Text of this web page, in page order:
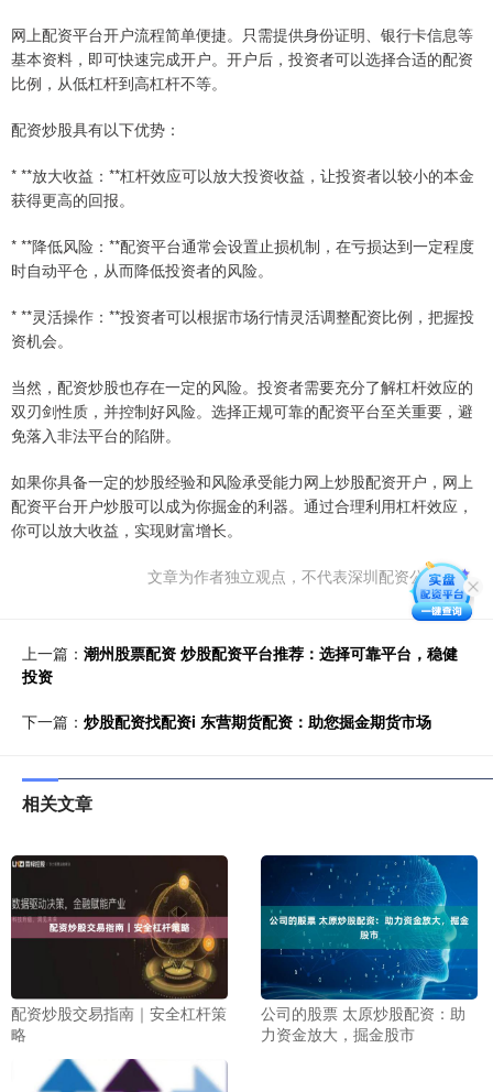
网上配资平台开户流程简单便捷。只需提供身份证明、银行卡信息等
基本资料，即可快速完成开户。开户后，投资者可以选择合适的配资
比例，从低杠杆到高杠杆不等。
配资炒股具有以下优势：
* **放大收益：**杠杆效应可以放大投资收益，让投资者以较小的本金
获得更高的回报。
* **降低风险：**配资平台通常会设置止损机制，在亏损达到一定程度
时自动平仓，从而降低投资者的风险。
* **灵活操作：**投资者可以根据市场行情灵活调整配资比例，把握投
资机会。
当然，配资炒股也存在一定的风险。投资者需要充分了解杠杆效应的
双刃剑性质，并控制好风险。选择正规可靠的配资平台至关重要，避
免落入非法平台的陷阱。
如果你具备一定的炒股经验和风险承受能力网上炒股配资开户，网上
配资平台开户炒股可以成为你掘金的利器。通过合理利用杠杆效应，
你可以放大收益，实现财富增长。
文章为作者独立观点，不代表深圳配资公司观点
上一篇： 潮州股票配资 炒股配资平台推荐：选择可靠平台，稳健
投资
下一篇： 炒股配资找配资i 东营期货配资：助您掘金期货市场
相关文章
配资炒股交易指南｜安全杠杆策
略
公司的股票 太原炒股配资：助
力资金放大，掘金股市